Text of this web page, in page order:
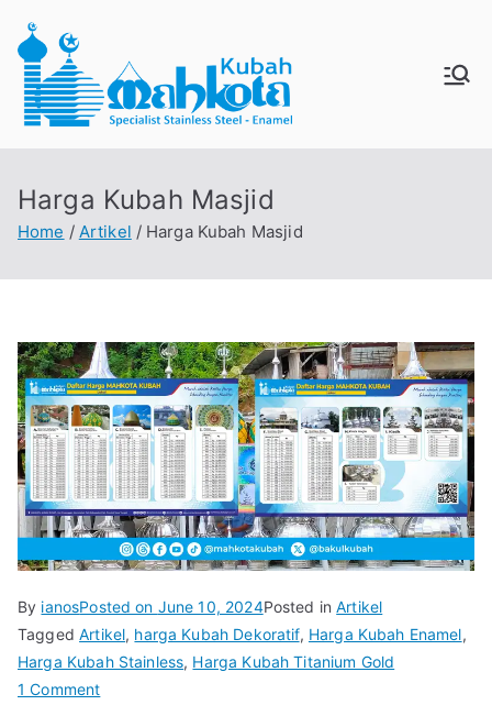
content
MAHKO
H
Jual Kubah Masjid
Harga Kubah Masjid
Home Artikel Harga Kubah Masjid
By ianosPosted on June 10, 2024Posted inArtikel
TaggedArtikel, harga Kubah Dekoratif, Harga Kubah Enamel,
Harga Kubah Stainless, Harga Kubah Titanium Gold
1 Commenton